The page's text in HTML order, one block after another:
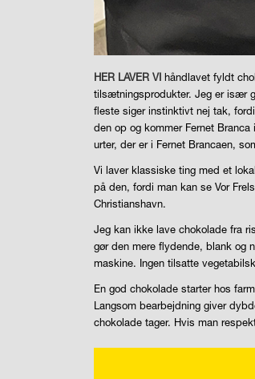
HER LAVER VI håndlavet fyldt
tilsætningsprodukter. Jeg er især
fleste siger instinktivt nej tak,
den op og kommer Fernet
urter, der er i Fernet Brancaen,
Vi laver klassiske ting med et
på den, fordi man kan se Vor
Christianshavn.
Jeg kan ikke lave chokolade fra
gør den mere flydende, blank og
maskine. Ingen tilsatte
En god chokolade starter hos
Langsom bearbejdning giver
chokolade tager. Hvis man